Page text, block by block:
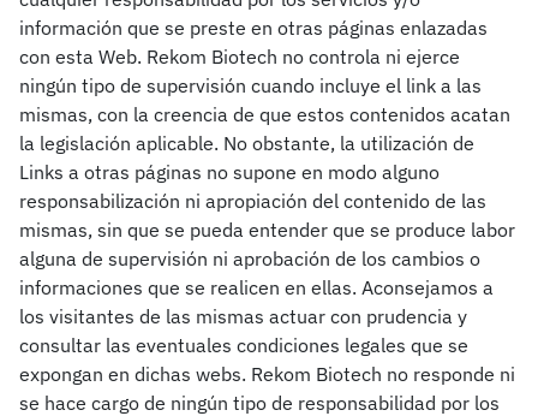
información que se preste en otras páginas enlazadas
con esta Web. Rekom Biotech no controla ni ejerce
ningún tipo de supervisión cuando incluye el link a las
mismas, con la creencia de que estos contenidos acatan
la legislación aplicable. No obstante, la utilización de
Links a otras páginas no supone en modo alguno
responsabilización ni apropiación del contenido de las
mismas, sin que se pueda entender que se produce labor
alguna de supervisión ni aprobación de los cambios o
informaciones que se realicen en ellas. Aconsejamos a
los visitantes de las mismas actuar con prudencia y
consultar las eventuales condiciones legales que se
expongan en dichas webs. Rekom Biotech no responde ni
se hace cargo de ningún tipo de responsabilidad por los